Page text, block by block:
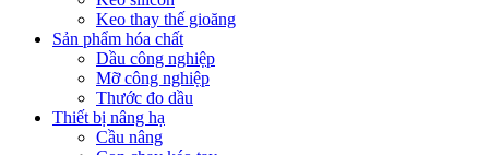
Keo thay thế gioăng
Sản phẩm hóa chất
Dầu công nghiệp
Mỡ công nghiệp
Thước đo dầu
Thiết bị nâng hạ
Cầu nâng